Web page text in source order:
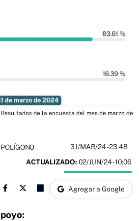
Resultados de la encuesta del mes de marzo de
31/MAR/24- 23:48
ACTUALIZADO: 02/JUN/24 - 10:06
Agregar a Google